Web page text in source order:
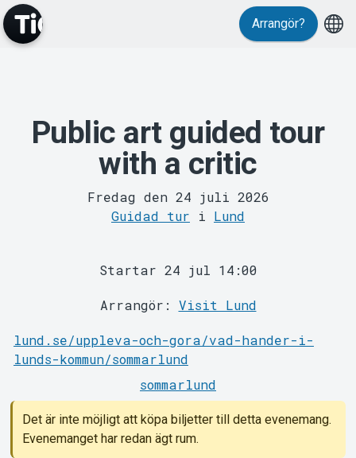
MyTickster
Support
Om Tickster
Arrangör?
Public art guided tour
with a critic
Fredag den 24 juli 2026
Guidad tur i Lund
Startar 24 jul 14:00
Arrangör: Visit Lund
lund.se/uppleva-och-gora/vad-hander-i-
lunds-kommun/sommarlund
sommarlund
Det är inte möjligt att köpa biljetter till detta evenemang.
Evenemanget har redan ägt rum.